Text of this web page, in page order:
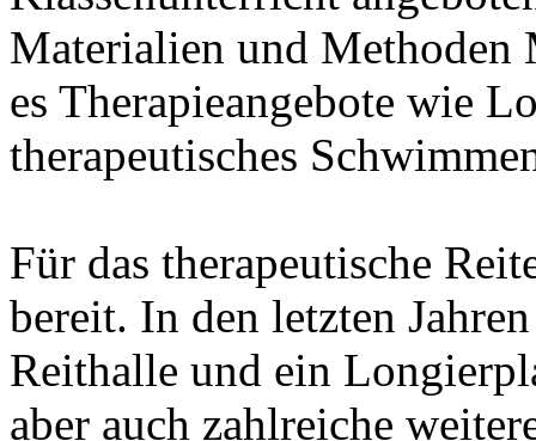
Materialien und Methoden
es Therapieangebote wie
therapeutisches
Für das therapeutische
bereit. In den letzten
Reithalle und ein
aber auch zahlreiche